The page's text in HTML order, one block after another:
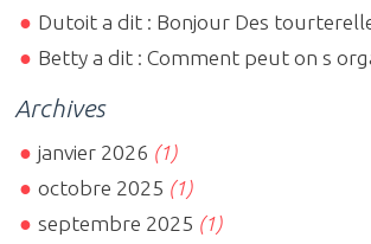
Dutoit a dit : Bonjour Des
Betty a dit : Comment peut on s
Archives
janvier 2026 (1)
octobre 2025 (1)
septembre 2025 (1)